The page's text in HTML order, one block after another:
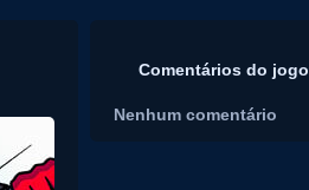
Comentários do jogo
Nenhum comentário